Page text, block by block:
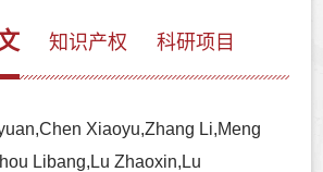
知识产权 科研项目
Xiaoyu,Zhang Li,Meng
Libang,Lu Zhaoxin,Lu